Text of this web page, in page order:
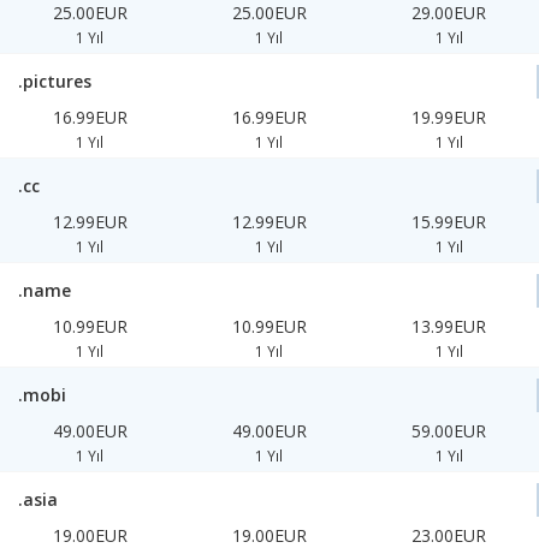
25.00EUR
1 Yıl
25.00EUR
1 Yıl
29.00EUR
1 Yıl
.pictures
16.99EUR
1 Yıl
16.99EUR
1 Yıl
19.99EUR
1 Yıl
.cc
12.99EUR
1 Yıl
12.99EUR
1 Yıl
15.99EUR
1 Yıl
.name
10.99EUR
1 Yıl
10.99EUR
1 Yıl
13.99EUR
1 Yıl
.mobi
49.00EUR
1 Yıl
49.00EUR
1 Yıl
59.00EUR
1 Yıl
.asia
19.00EUR
19.00EUR 23.00EUR